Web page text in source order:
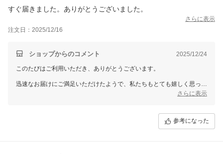
すぐ届きました。ありがとうございました。
さらに表示
注文日：2025/12/16
ショップからのコメント 2025/12/24
このたびはご利用いただき、ありがとうございます。
迅速なお届けにご満足いただけたようで、私たちもとても嬉しく思って
さらに表示
参考になった